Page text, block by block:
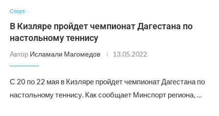
Спорт
В Кизляре пройдет чемпионат Дагестана по
настольному теннису
Автор Исламали Магомедов 13.05.2022
С 20 по 22 мая в Кизляре пройдет чемпионат Дагестана по
настольному теннису. Как сообщает Минспорт региона, …